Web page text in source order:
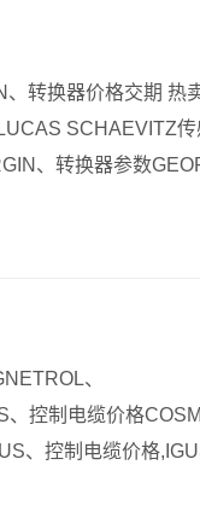
转换器价格交期 热
SCHAEVITZ传
、转换器参数
、
控制电缆价格
、控制电缆价格